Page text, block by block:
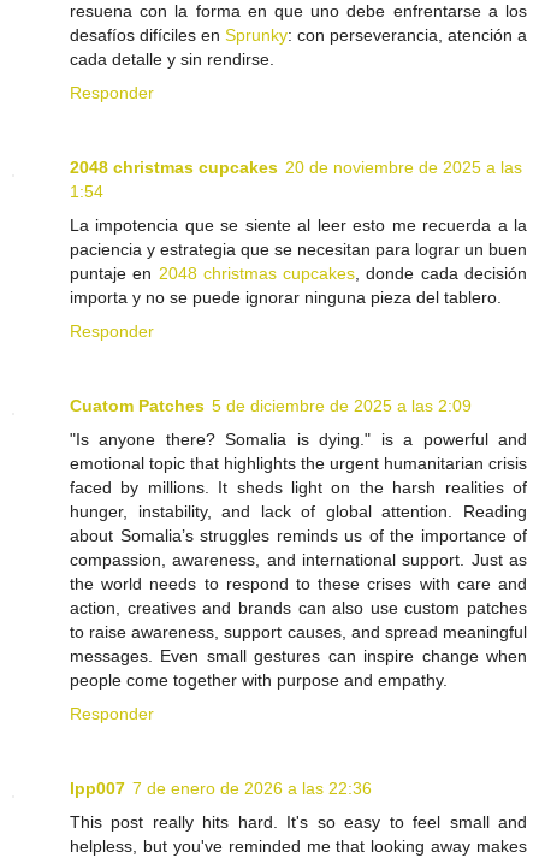
resuena con la forma en que uno debe enfrentarse a los
desafíos difíciles en Sprunky: con perseverancia, atención a
cada detalle y sin rendirse.
Responder
2048 christmas cupcakes 20 de noviembre de 2025 a las
1:54
La impotencia que se siente al leer esto me recuerda a la
paciencia y estrategia que se necesitan para lograr un buen
puntaje en 2048 christmas cupcakes , donde cada decisión
importa y no se puede ignorar ninguna pieza del tablero.
Responder
Cuatom Patches 5 de diciembre de 2025 a las 2:09
"Is anyone there? Somalia is dying." is a powerful and
emotional topic that highlights the urgent humanitarian crisis
faced by millions. It sheds light on the harsh realities of
hunger, instability, and lack of global attention. Reading
about Somalia’s struggles reminds us of the importance of
compassion, awareness, and international support. Just as
the world needs to respond to these crises with care and
action, creatives and brands can also use custom patches
to raise awareness, support causes, and spread meaningful
messages. Even small gestures can inspire change when
people come together with purpose and empathy.
Responder
lpp007 7 de enero de 2026 a las 22:36
This post really hits hard. It's so easy to feel small and
helpless, but you've reminded me that looking away makes